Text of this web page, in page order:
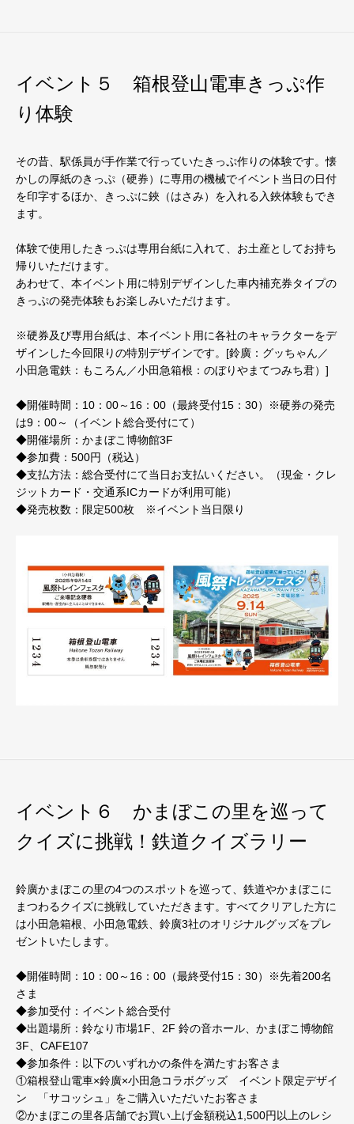
イベント５ 箱根登山電車きっぷ作
り体験
その昔、駅係員が手作業で行っていたきっぷ作りの体験です。懐
かしの厚紙のきっぷ（硬券）に専用の機械でイベント当日の日付
を印字するほか、きっぷに鋏（はさみ）を入れる入鋏体験もでき
ます。
体験で使用したきっぷは専用台紙に入れて、お土産としてお持ち
帰りいただけます。
あわせて、本イベント用に特別デザインした車内補充券タイプの
きっぷの発売体験もお楽しみいただけます。
※硬券及び専用台紙は、本イベント用に各社のキャラクターをデ
ザインした今回限りの特別デザインです。[鈴廣：グッちゃん／
小田急電鉄：もころん／小田急箱根：のぼりやまてつみち君）]
◆開催時間：10：00～16：00（最終受付15：30）※硬券の発売
は9：00～（イベント総合受付にて）
◆開催場所：かまぼこ博物館3F
◆参加費：500円（税込）
◆支払方法：総合受付にて当日お支払いください。（現金・クレ
ジットカード・交通系ICカードが利用可能）
◆発売枚数：限定500枚 ※イベント当日限り
イベント６ かまぼこの里を巡って
クイズに挑戦！鉄道クイズラリー
鈴廣かまぼこの里の4つのスポットを巡って、鉄道やかまぼこに
まつわるクイズに挑戦していただきます。すべてクリアした方に
は小田急箱根、小田急電鉄、鈴廣3社のオリジナルグッズをプレ
ゼントいたします。
◆開催時間：10：00～16：00（最終受付15：30）※先着200名
さま
◆参加受付：イベント総合受付
◆出題場所：鈴なり市場1F、2F 鈴の音ホール、かまぼこ博物館
3F、CAFE107
◆参加条件：以下のいずれかの条件を満たすお客さま
①箱根登山電車×鈴廣×小田急コラボグッズ イベント限定デザイ
ン 「サコッシュ」をご購入いただいたお客さま
②かまぼこの里各店舗でお買い上げ金額税込1,500円以上のレシ